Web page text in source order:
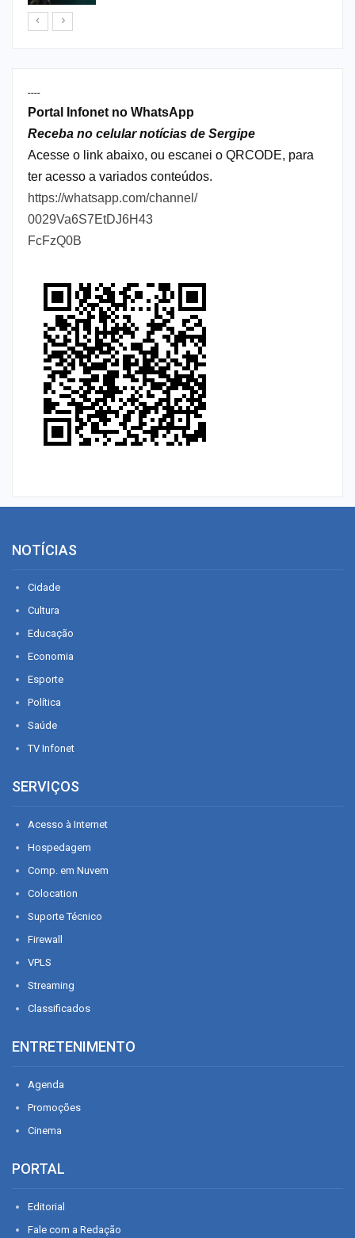
----
Portal Infonet no WhatsApp
Receba no celular notícias de Sergipe
Acesse o link abaixo, ou escanei o QRCODE, para
ter acesso a variados conteúdos.
https://whatsapp.com/channel/
0029Va6S7EtDJ6H43
FcFzQ0B
NOTÍCIAS
Cidade
Cultura
Educação
Economia
Esporte
Política
Saúde
TV Infonet
SERVIÇOS
Acesso à Internet
Hospedagem
Comp. em Nuvem
Colocation
Suporte Técnico
Firewall
VPLS
Streaming
Classificados
ENTRETENIMENTO
Agenda
Promoções
Cinema
PORTAL
Editorial
Fale com a Redação